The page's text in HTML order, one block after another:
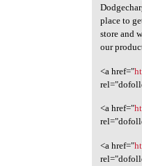
place to
store and
our
<a href="
<a href="
<a href="